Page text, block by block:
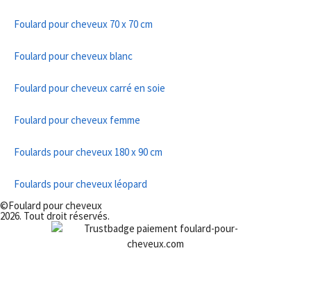
Foulard pour cheveux 70 x 70 cm
Foulard pour cheveux blanc
Foulard pour cheveux carré en soie
Foulard pour cheveux femme
Foulards pour cheveux 180 x 90 cm
Foulards pour cheveux léopard
©Foulard pour cheveux
2026. Tout droit réservés.